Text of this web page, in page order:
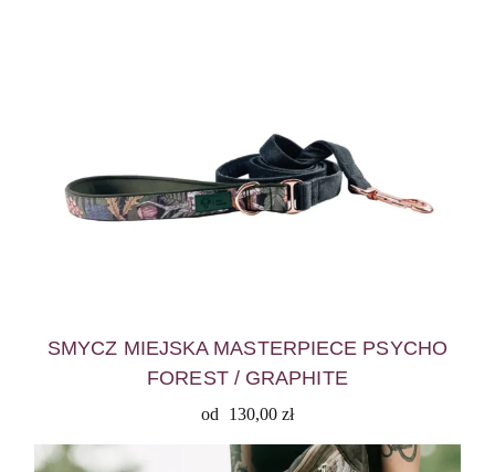
SMYCZ MIEJSKA MASTERPIECE PSYCHO
FOREST / GRAPHITE
od 130,00 zł